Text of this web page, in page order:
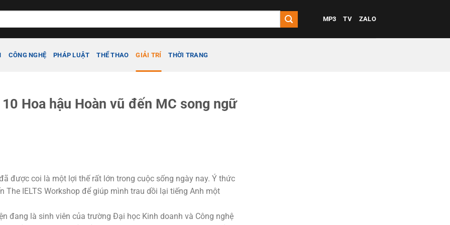
MP3 TV ZALO
CÔNG NGHỆ PHÁP LUẬT THỂ THAO GIẢI TRÍ THỜI TRANG
Hoa hậu Hoàn vũ đến MC song ngữ
được coi là một lợi thế rất lớn trong cuộc sống ngày nay. Ý thức
The IELTS Workshop để giúp mình trau dồi lại tiếng Anh một
đang là sinh viên của trường Đại học Kinh doanh và Công nghệ